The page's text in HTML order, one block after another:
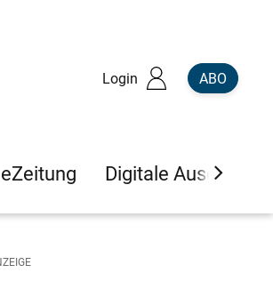
Login ABO
eZeitung Digitale Ausgaben